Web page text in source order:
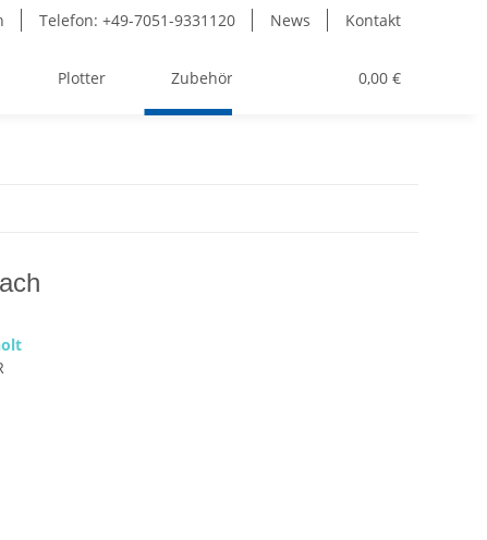
Telefon: +49-7051-9331120 News Kontakt
0,00 €
Plotter Zubehör